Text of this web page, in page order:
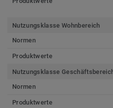
Nutzungsklasse Wohnbereich
Normen
Produktwerte
Nutzungsklasse
Normen
Produktwerte